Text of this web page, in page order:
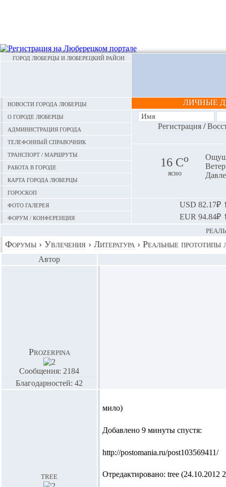
ГОРОД ЛЮБЕРЦЫ И ЛЮБЕРЕЦКИЙ РАЙОН
Новости города Люберцы
О городе Люберцы
Администрация города
Телефонный справочник
Транспорт / маршруты
Работа в городе
Карта города Люберцы
Гороскоп
Фото галерея
Форум / конференция
ЛИЧНЫЕ
Регистрация/
16 Сo
ясно
USD 82.17₽
EUR 94.84₽
Форумы › Увлечения › Литература› Реальные прототипы
Автор
Prozerpina
Сообщения: 2184
Благодарностей: 42
tree
мило)
Добавлено 9 минуты спустя:
http://postomania.ru/post103569411/
Отредактировано: tree (24.10.2012